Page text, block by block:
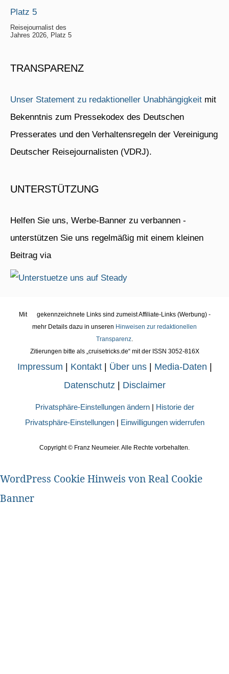
Reisejournalist des
Jahres 2026, Platz 5
TRANSPARENZ
Unser Statement zu redaktioneller Unabhängigkeit mit
Bekenntnis zum Pressekodex des Deutschen
Presserates und den Verhaltensregeln der Vereinigung
Deutscher Reisejournalisten (VDRJ).
UNTERSTÜTZUNG
Helfen Sie uns, Werbe-Banner zu verbannen -
unterstützen Sie uns regelmäßig mit einem kleinen
Beitrag via
Mit
gekennzeichnete Links sind zumeist Affiliate-Links (Werbung) -
mehr Details dazu in unseren Hinweisen zur redaktionellen
Transparenz
Zitierungen bitte als „cruisetricks.de“ mit der ISSN 3052-816X
Impressum | Kontakt| Über uns| Media-Daten |
Datenschutz | Disclaimer
Privatsphäre-Einstellungen ändern| Historie der
Privatsphäre-Einstellungen| Einwilligungen widerrufen
Copyright © Franz Neumeier. Alle Rechte vorbehalten.
WordPress Cookie Hinweis von Real Cookie
Banner